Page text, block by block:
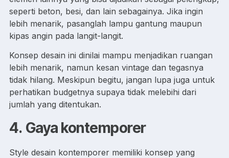
seperti beton, besi, dan lain sebagainya. Jika ingin
lebih menarik, pasanglah lampu gantung maupun
kipas angin pada langit-langit.
Konsep desain ini dinilai mampu menjadikan ruangan
lebih menarik, namun kesan vintage dan tegasnya
tidak hilang. Meskipun begitu, jangan lupa juga untuk
perhatikan budgetnya supaya tidak melebihi dari
jumlah yang ditentukan.
4. Gaya kontemporer
Style desain kontemporer memiliki konsep yang